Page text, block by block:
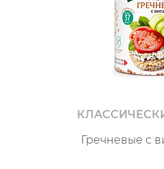
Гречневые с